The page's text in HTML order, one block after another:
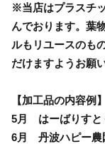
※当店はプラスチ
んでおります。葉
ルもリユースのも
だけますようお願
【加工品の内容例
5月 はーばりすと
6月 丹波ハピー農